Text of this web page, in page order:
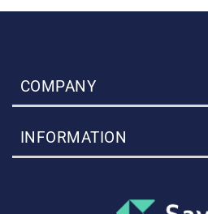
COMPANY
INFORMATION